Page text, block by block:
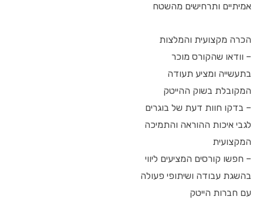
אמיתיים ותרחישים מהשטח
הכרה מקצועית והמלצות
– וודאו שהקורס מוכר
בתעשייה ומציע תעודה
המקובלת בשוק ההייטק
– בדקו חוות דעת של בוגרים
לגבי איכות ההוראה והתמיכה
המקצועית
– חפשו קורסים המציעים ליווי
בהשגת עבודה ושיתופי פעולה
עם חברות הייטק